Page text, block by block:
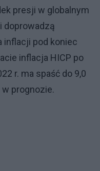
presji w globalnym
doprowadzą
inflacji pod koniec
inflacja HICP po
r. ma spaść do 9,0
prognozie.